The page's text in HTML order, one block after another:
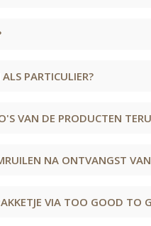
PARTICULIER?
VAN DE PRODUCTEN
NA ONTVANGST
VIA TOO GOOD TO